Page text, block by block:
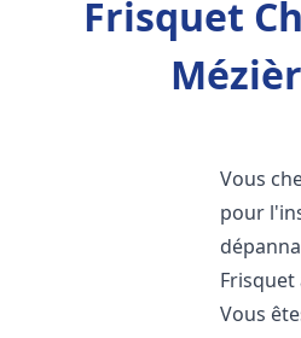
Frisquet
Vous
pour
Frisquet
Vous